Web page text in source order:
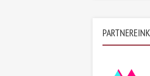
PARTNEREINK